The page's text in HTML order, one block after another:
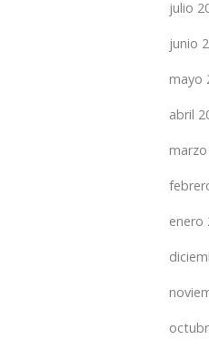
julio
junio
mayo
abril
enero